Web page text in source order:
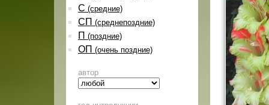
С (средние)
СП (среднепоздние)
П (поздние)
ОП (очень поздние)
автор